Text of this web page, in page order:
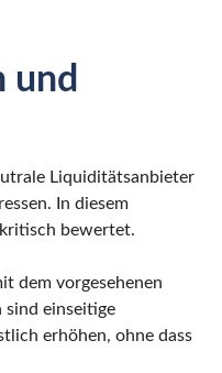
und
Liquiditätsanbieter
In diesem
bewertet.
dem vorgesehenen
sind einseitige
erhöhen, ohne dass